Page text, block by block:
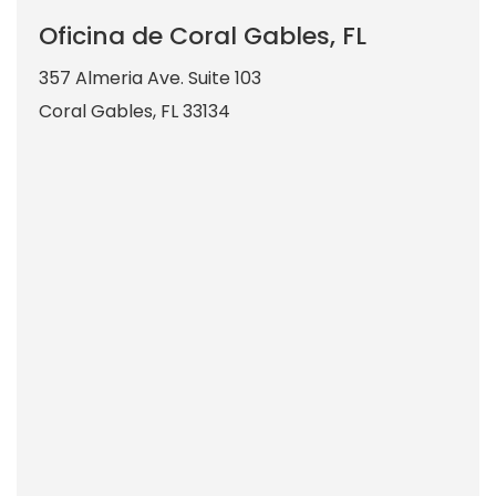
Oficina de Coral Gables, FL
357 Almeria Ave. Suite 103
Coral Gables, FL33134